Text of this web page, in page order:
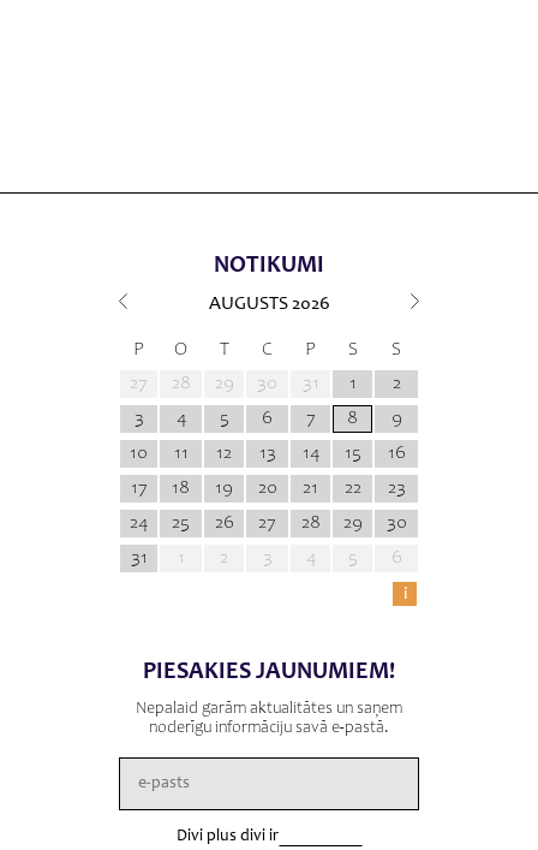
NOTIKUMI
AUGUSTS 2026
P O T C P S
S
27
28 29 30 31 1
2
3
4 5 6 7 8
9
10
11 12 13 14 15
16
17
18 19 20 21 22
23
24
25 26 27 28 29
30
31
1 2 3 4 5
6
i
PIESAKIES JAUNUMIEM!
Nepalaid garām aktualitātes un saņem
noderīgu informāciju savā e-pastā.
Divi plus divi ir